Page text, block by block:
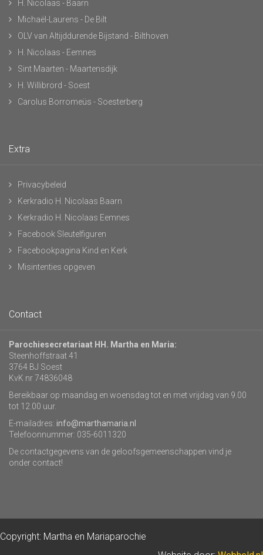
H. Nicolaas - Baarn
Michaël-Laurens - De Bilt
OLV van Altijddurende Bijstand - Bilthoven
H. Nicolaas - Eemnes
Sint Maarten - Maartensdijk
H. Willibrord - Soest
Carolus Borromeüs - Soesterberg
Extra
Privacybeleid
Kerkradio H. Nicolaas Baarn
Kerkradio H. Nicolaas Eemnes
Facebook Sleutelfiguren
Facebookpagina Kind en Kerk
Misintenties opgeven
Contact
Parochiesecretariaat HH. Martha en Maria:
Steenhoffstraat 41
3764 BJ Soest
KvK nr 74836048
Bereikbaar op maandag en woensdag tot en met vrijdag van 9.00
tot 12.00 uur.
E-mailadres: info@marthamaria.nl
Telefoonnummer: 035-6011320
De contactgegevens van de geloofsgemeenschappen vind je
onder contact!
Copyright: Martha en Mariaparochie